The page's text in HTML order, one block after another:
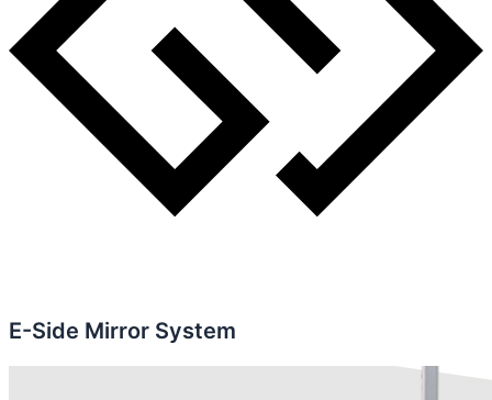
E-Side Mirror System